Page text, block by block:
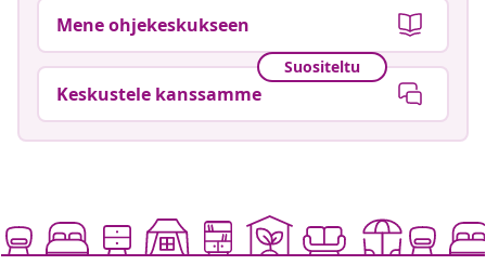
Mene ohjekeskukseen
Suositeltu
Keskustele kanssamme